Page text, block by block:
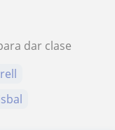
dar clase